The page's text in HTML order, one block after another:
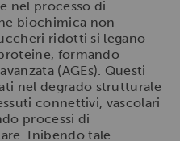
nel processo di
biochimica non
ridotti si legano
formando
(AGEs). Questi
nel degrado strutturale
connettivi, vascolari
processi di
Inibendo tale